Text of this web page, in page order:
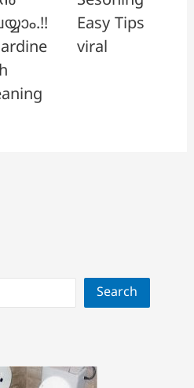
Easy Tips
viral
Search